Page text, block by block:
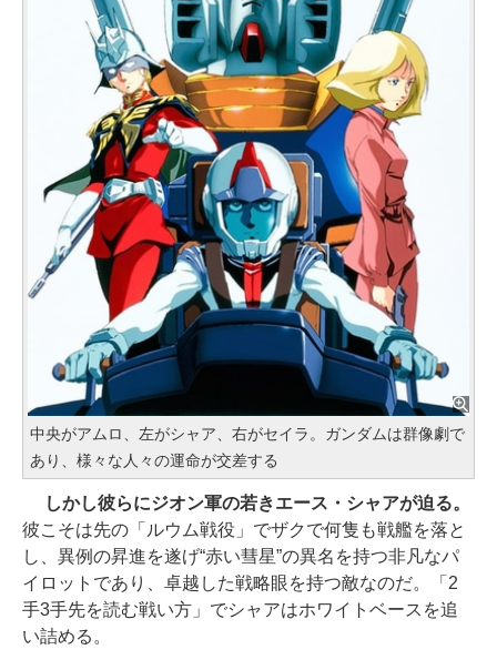
中央がアムロ、左がシャア、右がセイラ。ガンダムは群像劇で
あり、様々な人々の運命が交差する
しかし彼らにジオン軍の若きエース・シャアが迫る。
彼こそは先の「ルウム戦役」でザクで何隻も戦艦を落と
し、異例の昇進を遂げ“赤い彗星”の異名を持つ非凡なパ
イロットであり、卓越した戦略眼を持つ敵なのだ。「2
手3手先を読む戦い方」でシャアはホワイトベースを追
い詰める。